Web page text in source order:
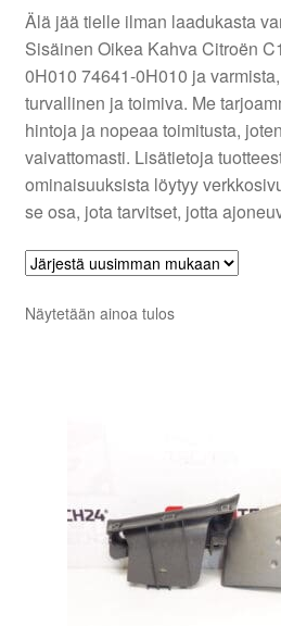
Tilini
Valitukset
Älä jää tielle ilman laadukasta
Sisäinen Oikea Kahva Citroën
0H010 74641-0H010 ja
turvallinen ja toimiva. Me
hintoja ja nopeaa toimitusta,
vaivattomasti. Lisätietoja
ominaisuuksista löytyy
se osa, jota tarvitset, jotta
Näytetään ainoa tulos